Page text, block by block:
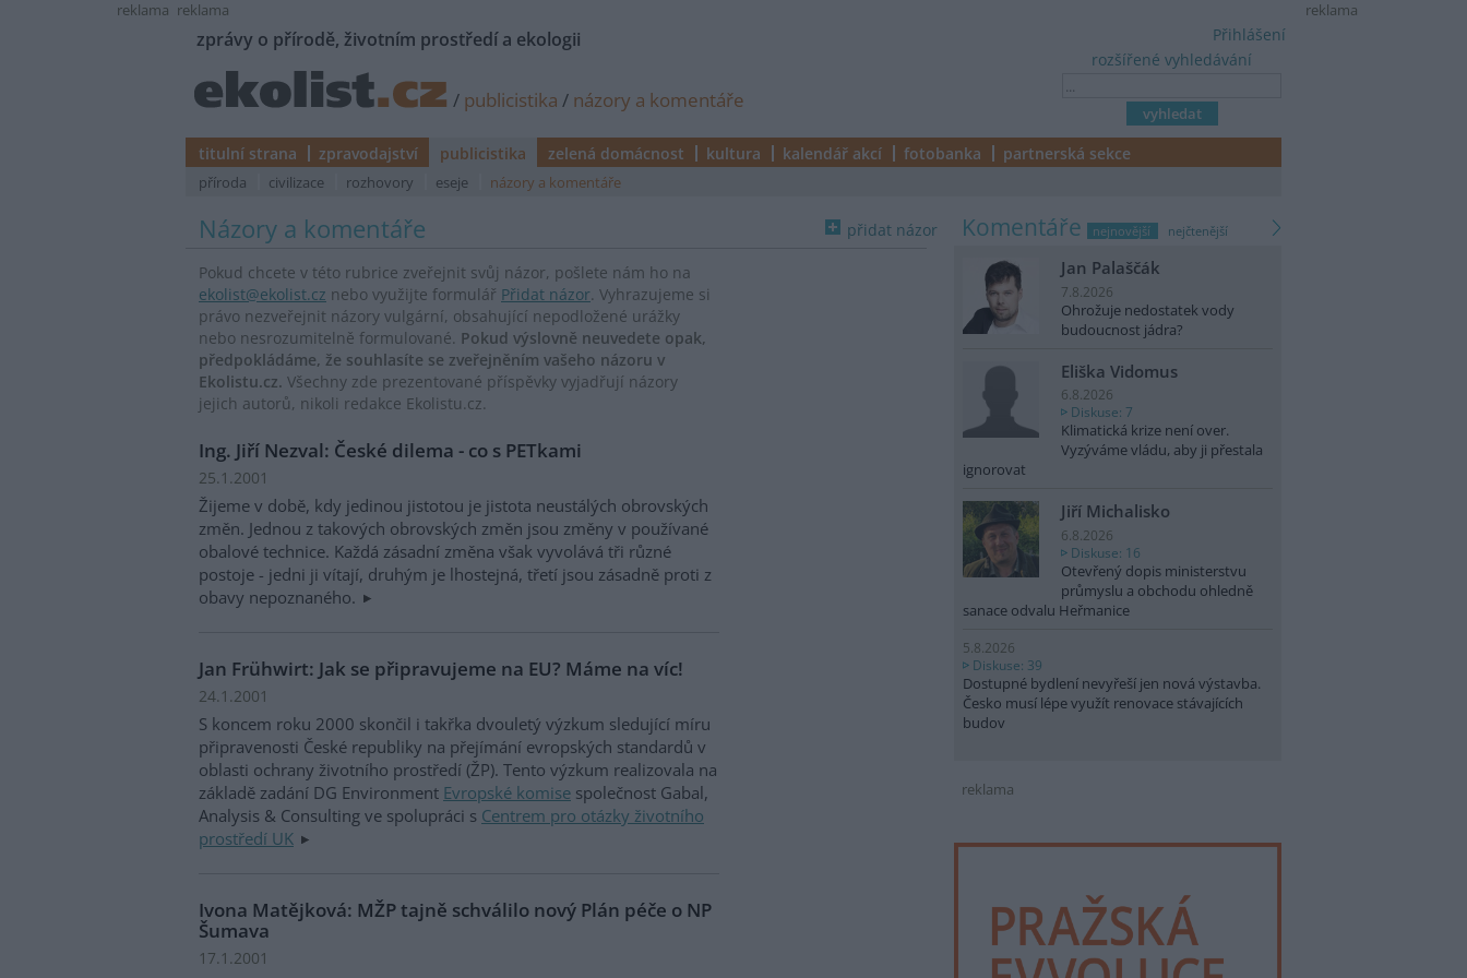
reklama
reklama reklama
zprávy o přírodě, životním prostředí a ekologii
/ publicistika / názory a komentáře
rozšířené vyhledávání
Přihlášení
titulní strana zpravodajství publicistika zelená domácnost kultura kalendář akcí fotobanka partnerská sekce
příroda civilizace rozhovory eseje názory a komentáře
přidat názor
Názory a komentáře
Pokud chcete v této rubrice zveřejnit svůj názor, pošlete nám ho na
ekolist@ekolist.cz nebo využijte formulář Přidat názor. Vyhrazujeme si
právo nezveřejnit názory vulgární, obsahující nepodložené urážky
nebo nesrozumitelně formulované. Pokud výslovně neuvedete opak,
předpokládáme, že souhlasíte se zveřejněním vašeho názoru v
Ekolistu.cz. Všechny zde prezentované příspěvky vyjadřují názory
jejich autorů, nikoli redakce Ekolistu.cz.
Ing. Jiří Nezval: České dilema - co s PETkami
25.1.2001
Žijeme v době, kdy jedinou jistotou je jistota neustálých obrovských
změn. Jednou z takových obrovských změn jsou změny v používané
obalové technice. Každá zásadní změna však vyvolává tři různé
postoje - jedni ji vítají, druhým je lhostejná, třetí jsou zásadně proti z
obavy nepoznaného.
Jan Frühwirt: Jak se připravujeme na EU? Máme na víc!
24.1.2001
S koncem roku 2000 skončil i takřka dvouletý výzkum sledující míru
připravenosti České republiky na přejímání evropských standardů v
oblasti ochrany životního prostředí (ŽP). Tento výzkum realizovala na
základě zadání DG Environment Evropské komise společnost Gabal,
Analysis & Consulting ve spolupráci s Centrem pro otázky životního
prostředí UK
Ivona Matějková: MŽP tajně schválilo nový Plán péče o NP
Šumava
17.1.2001
komentáře nejnovější nejčtenější
Jan Palaščák
7.8.2026
Ohrožuje nedostatek vody
budoucnost jádra?
Eliška Vidomus
6.8.2026
Diskuse: 7
Klimatická krize není over.
Vyzýváme vládu, aby ji přestala
ignorovat
Jiří Michalisko
6.8.2026
Diskuse: 16
Otevřený dopis ministerstvu
průmyslu a obchodu ohledně
sanace odvalu Heřmanice
5.8.2026
Diskuse: 39
Dostupné bydlení nevyřeší jen nová výstavba.
Česko musí lépe využít renovace stávajících
budov
reklama